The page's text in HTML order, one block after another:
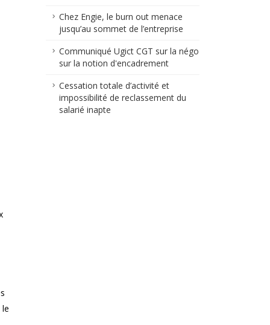
Chez Engie, le burn out menace
jusqu’au sommet de l’entreprise
Communiqué Ugict CGT sur la négo
sur la notion d'encadrement
Cessation totale d’activité et
impossibilité de reclassement du
salarié inapte